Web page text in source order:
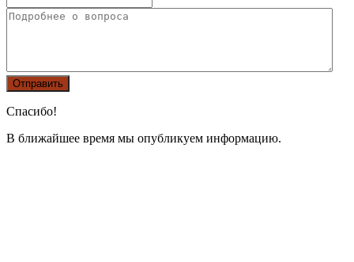
Спасибо!
В ближайшее время мы опубликуем информацию.